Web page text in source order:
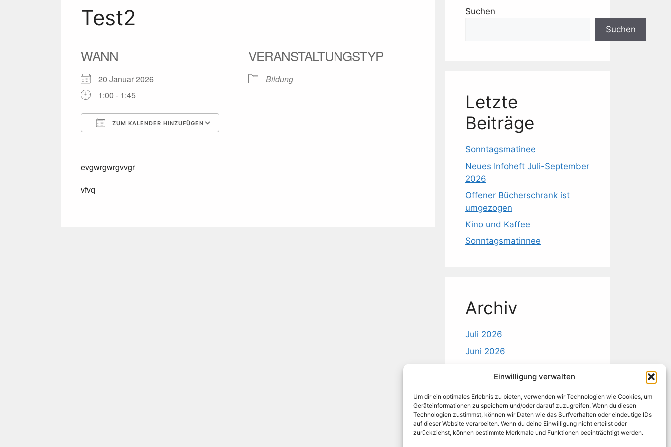
Einwilligung verwalten
Um dir ein optimales Erlebnis zu bieten, verwenden wir Technologien wie Cookies, um
Geräteinformationen zu speichern und/oder darauf zuzugreifen. Wenn du diesen
Technologien zustimmst, können wir Daten wie das Surfverhalten oder eindeutige IDs
auf dieser Website verarbeiten. Wenn du deine Einwilligung nicht erteilst oder
zurückziehst, können bestimmte Merkmale und Funktionen beeinträchtigt werden.
Test2
WANN
20 Januar 2026
1:00 - 1:45
ZUM KALENDER HINZUFÜGEN
VERANSTALTUNGSTYP
Bildung
evgwrgwrgvvgr
vfvq
Suchen
Suchen
Letzte
Beiträge
Sonntagsmatinee
Neues Infoheft Juli-September
2026
Offener Bücherschrank ist
umgezogen
Kino und Kaffee
Sonntagsmatinnee
Archiv
Juli 2026
Juni 2026
März 2026
Februar 2026
Januar 2026